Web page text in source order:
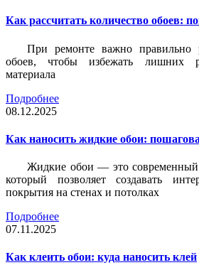
Как рассчитать количество обоев:
При ремонте важно правильно
обоев, чтобы избежать лишних
материала
Подробнее
08.12.2025
Как наносить жидкие обои:
Жидкие обои — это современный
который позволяет создавать
покрытия на стенах и потолках
Подробнее
07.11.2025
Как клеить обои: куда наносить клей